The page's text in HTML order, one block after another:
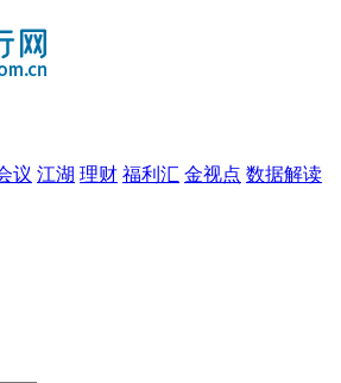
议 江湖 理财 福利汇 金视点 数据解读